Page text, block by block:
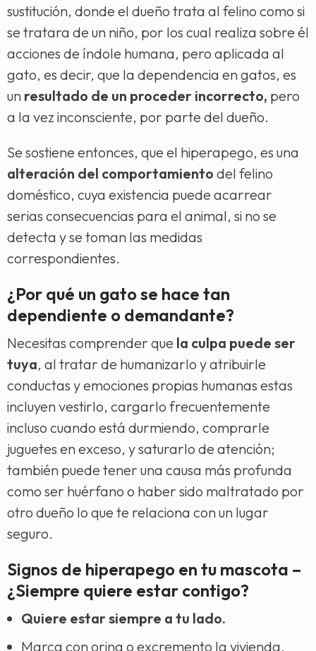
sustitución, donde el dueño trata al felino como si
se tratara de un niño, por los cual realiza sobre él
acciones de índole humana, pero aplicada al
gato, es decir, que la dependencia en gatos, es
un resultado de un proceder incorrecto, pero
a la vez inconsciente, por parte del dueño.
Se sostiene entonces, que el hiperapego, es una
alteración del comportamiento del felino
doméstico, cuya existencia puede acarrear
serias consecuencias para el animal, si no se
detecta y se toman las medidas
correspondientes.
¿Por qué un gato se hace tan
dependiente o demandante?
Necesitas comprender que la culpa puede ser
tuya, al tratar de humanizarlo y atribuirle
conductas y emociones propias humanas estas
incluyen vestirlo, cargarlo frecuentemente
incluso cuando está durmiendo, comprarle
juguetes en exceso, y saturarlo de atención;
también puede tener una causa más profunda
como ser huérfano o haber sido maltratado por
otro dueño lo que te relaciona con un lugar
seguro.
Signos de hiperapego en tu mascota –
¿Siempre quiere estar contigo?
Quiere estar siempre a tu lado.
Marca con orina o excremento la vivienda.